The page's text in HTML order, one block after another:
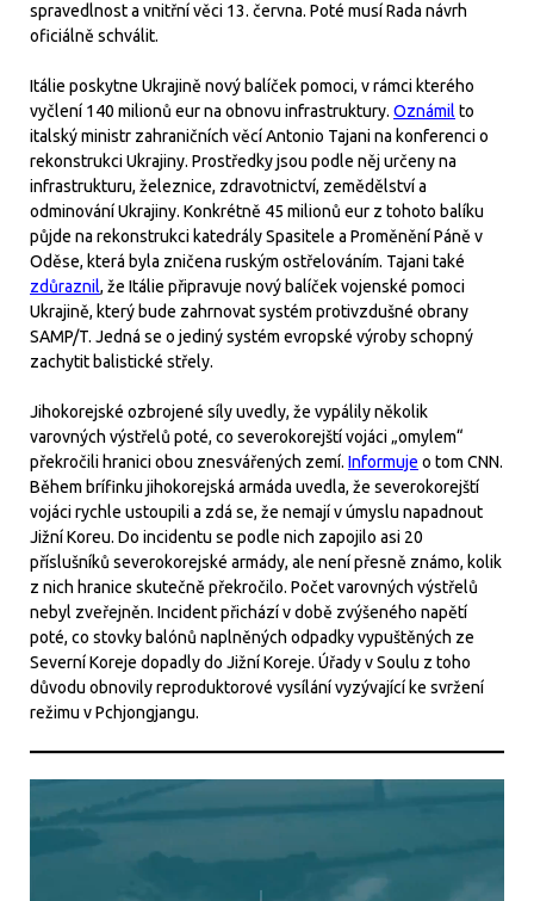
spravedlnost a vnitřní věci 13. června. Poté musí Rada návrh
oficiálně schválit.
Itálie poskytne Ukrajině nový balíček pomoci, v rámci kterého
vyčlení 140 milionů eur na obnovu infrastruktury. Oznámil to
italský ministr zahraničních věcí Antonio Tajani na konferenci o
rekonstrukci Ukrajiny. Prostředky jsou podle něj určeny na
infrastrukturu, železnice, zdravotnictví, zemědělství a
odminování Ukrajiny. Konkrétně 45 milionů eur z tohoto balíku
půjde na rekonstrukci katedrály Spasitele a Proměnění Páně v
Oděse, která byla zničena ruským ostřelováním. Tajani také
zdůraznil, že Itálie připravuje nový balíček vojenské pomoci
Ukrajině, který bude zahrnovat systém protivzdušné obrany
SAMP/T. Jedná se o jediný systém evropské výroby schopný
zachytit balistické střely.
Jihokorejské ozbrojené síly uvedly, že vypálily několik
varovných výstřelů poté, co severokorejští vojáci „omylem“
překročili hranici obou znesvářených zemí. Informuje o tom CNN.
Během brífinku jihokorejská armáda uvedla, že severokorejští
vojáci rychle ustoupili a zdá se, že nemají v úmyslu napadnout
Jižní Koreu. Do incidentu se podle nich zapojilo asi 20
příslušníků severokorejské armády, ale není přesně známo, kolik
z nich hranice skutečně překročilo. Počet varovných výstřelů
nebyl zveřejněn. Incident přichází v době zvýšeného napětí
poté, co stovky balónů naplněných odpadky vypuštěných ze
Severní Koreje dopadly do Jižní Koreje. Úřady v Soulu z toho
důvodu obnovily reproduktorové vysílání vyzývající ke svržení
režimu v Pchjongjangu.